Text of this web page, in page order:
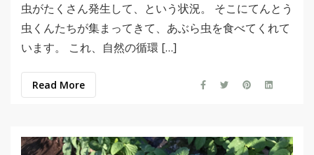
虫がたくさん発生して、という状況。 そこにてんとう
虫くんたちが集まってきて、あぶら虫を食べてくれて
います。 これ、自然の循環 […]
Read More